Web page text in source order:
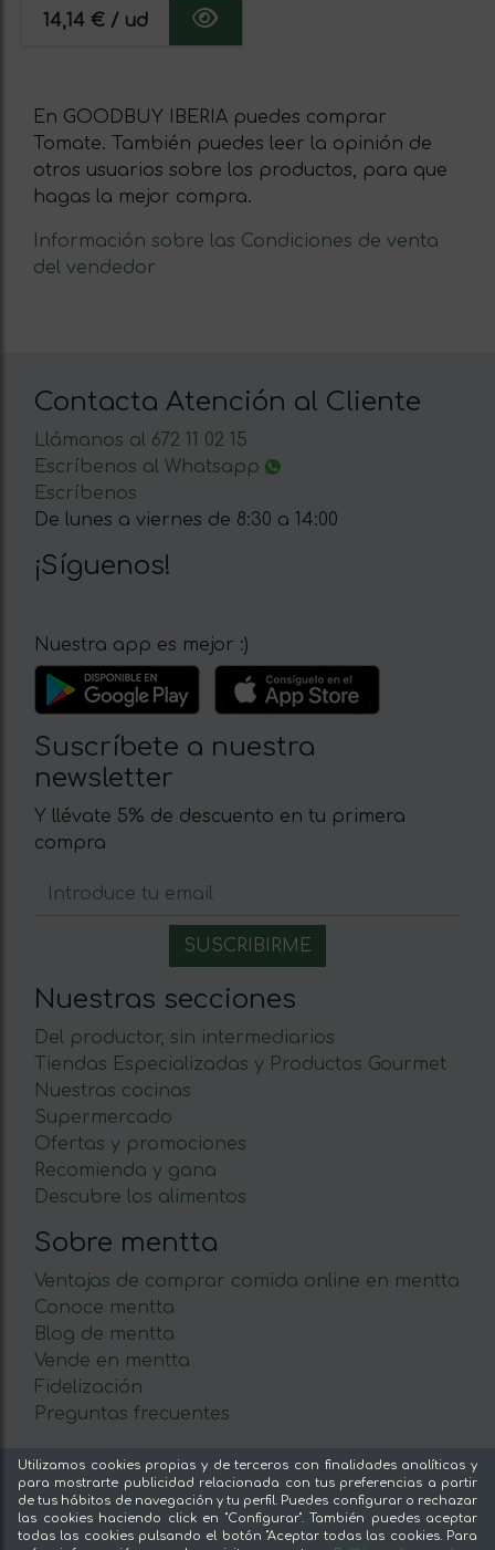
Conservantes ni Gluten,
Tarro de Vidrio 300 g
14,14 € / ud
En GOODBUY IBERIA puedes comprar
Tomate. También puedes leer la opinión de
otros usuarios sobre los productos, para que
hagas la mejor compra.
Información sobre las Condiciones de venta
del vendedor
Contacta Atención al Cliente
Llámanos al 672 11 02 15
Escríbenos al Whatsapp
Escríbenos
De lunes a viernes de 8:30 a 14:00
¡Síguenos!
Nuestra app es mejor :)
Suscríbete a nuestra
newsletter
Y llévate 5% de descuento en tu primera
compra
Nuestras secciones
Del productor, sin intermediarios
Tiendas Especializadas y Productos Gourmet
Nuestras cocinas
Supermercado
Ofertas y promociones
Recomienda y gana
Descubre los alimentos
Sobre mentta
Ventajas de comprar comida online en mentta
Conoce mentta
Blog de mentta
Vende en mentta
Fidelización
Preguntas frecuentes
Legal
Aviso legal
Términos y condiciones
Utilizamos cookies propias y de terceros con finalidades analíticas y
para mostrarte publicidad relacionada con tus preferencias a partir
de tus hábitos de navegación y tu perfil. Puedes configurar o rechazar
las cookies haciendo click en "Configurar". También puedes aceptar
todas las cookies pulsando el botón "Aceptar todas las cookies. Para